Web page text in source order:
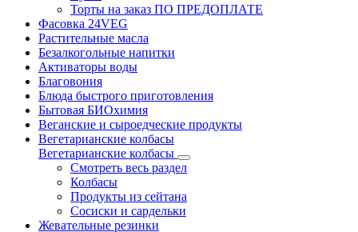
Торты на заказ ПО ПРЕДОПЛАТЕ
Фасовка 24VEG
Растительные масла
Безалкогольные напитки
Активаторы воды
Благовония
Блюда быстрого приготовления
Бытовая БИОхимия
Веганские и сыроедческие продукты
Вегетарианские колбасы
Вегетарианские колбасы
Смотреть весь раздел
Колбасы
Продукты из сейтана
Сосиски и сардельки
Жевательные резинки